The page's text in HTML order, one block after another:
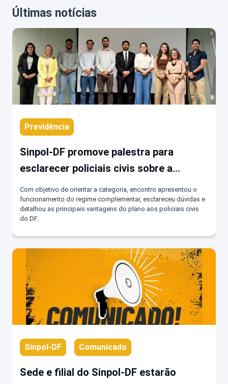
Últimas notícias
Previdência
Sinpol-DF promove palestra para
esclarecer policiais civis sobre a
previdência complementar da DF-
PREVICOM
Com objetivo de orientar a categoria, encontro apresentou o
funcionamento do regime complementar, esclareceu dúvidas e
detalhou as principais vantagens do plano aos policiais civis
do DF.
Sinpol-DF Comunicado
Sede e filial do Sinpol-DF estarão